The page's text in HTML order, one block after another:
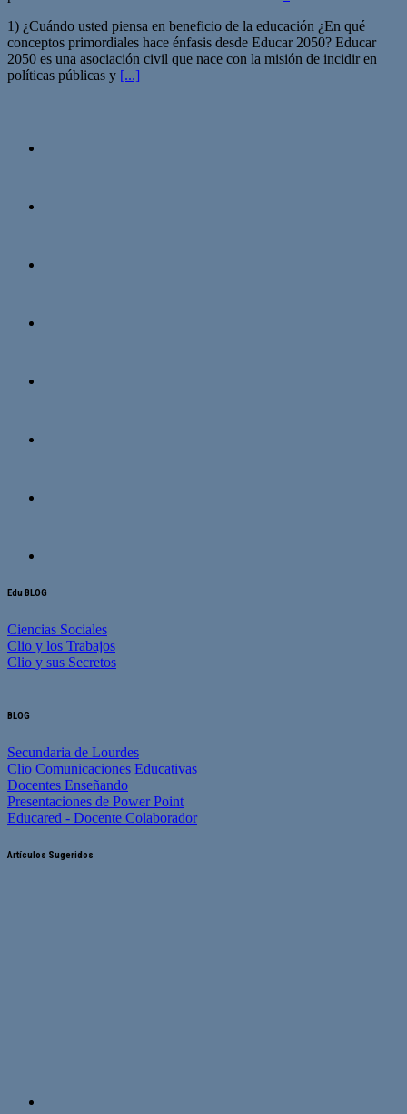
1) ¿Cuándo usted piensa en beneficio de la educación ¿En qué
conceptos primordiales hace énfasis desde Educar 2050? Educar
2050 es una asociación civil que nace con la misión de incidir en
políticas públicas y [...]
Edu BLOG
Ciencias Sociales
Clio y los Trabajos
Clio y sus Secretos
BLOG
Secundaria de Lourdes
Clio Comunicaciones Educativas
Docentes Enseñando
Presentaciones de Power Point
Educared - Docente Colaborador
Artículos Sugeridos